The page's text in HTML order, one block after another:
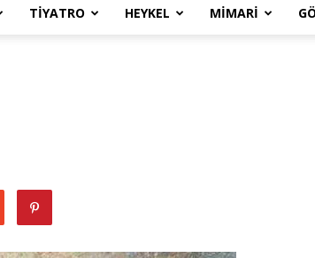
TIYATRO HEYKEL MIMARI